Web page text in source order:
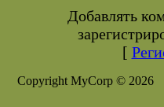
Добавлять
[
Copyright MyCorp © 2026